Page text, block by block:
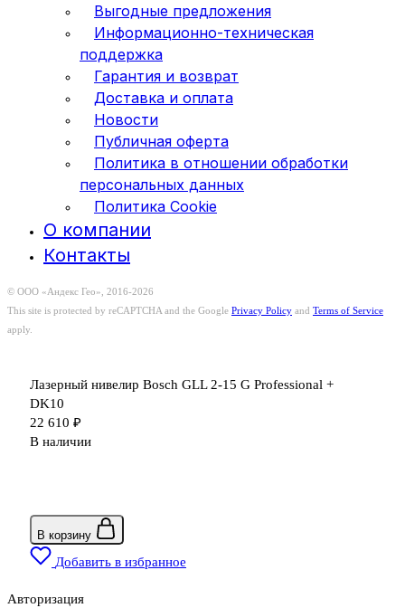
Выгодные предложения
Информационно-техническая
поддержка
Гарантия и возврат
Доставка и оплата
Новости
Публичная оферта
Политика в отношении обработки
персональных данных
Политика Cookie
О компании
Контакты
© ООО «Андекс Гео», 2016-2026
This site is protected by reCAPTCHA and the Google Privacy Policy and Terms of Service
apply.
Лазерный нивелир Bosch GLL 2-15 G Professional +
DK10
22 610 ₽
В наличии
В корзину
Добавить в избранное
Авторизация